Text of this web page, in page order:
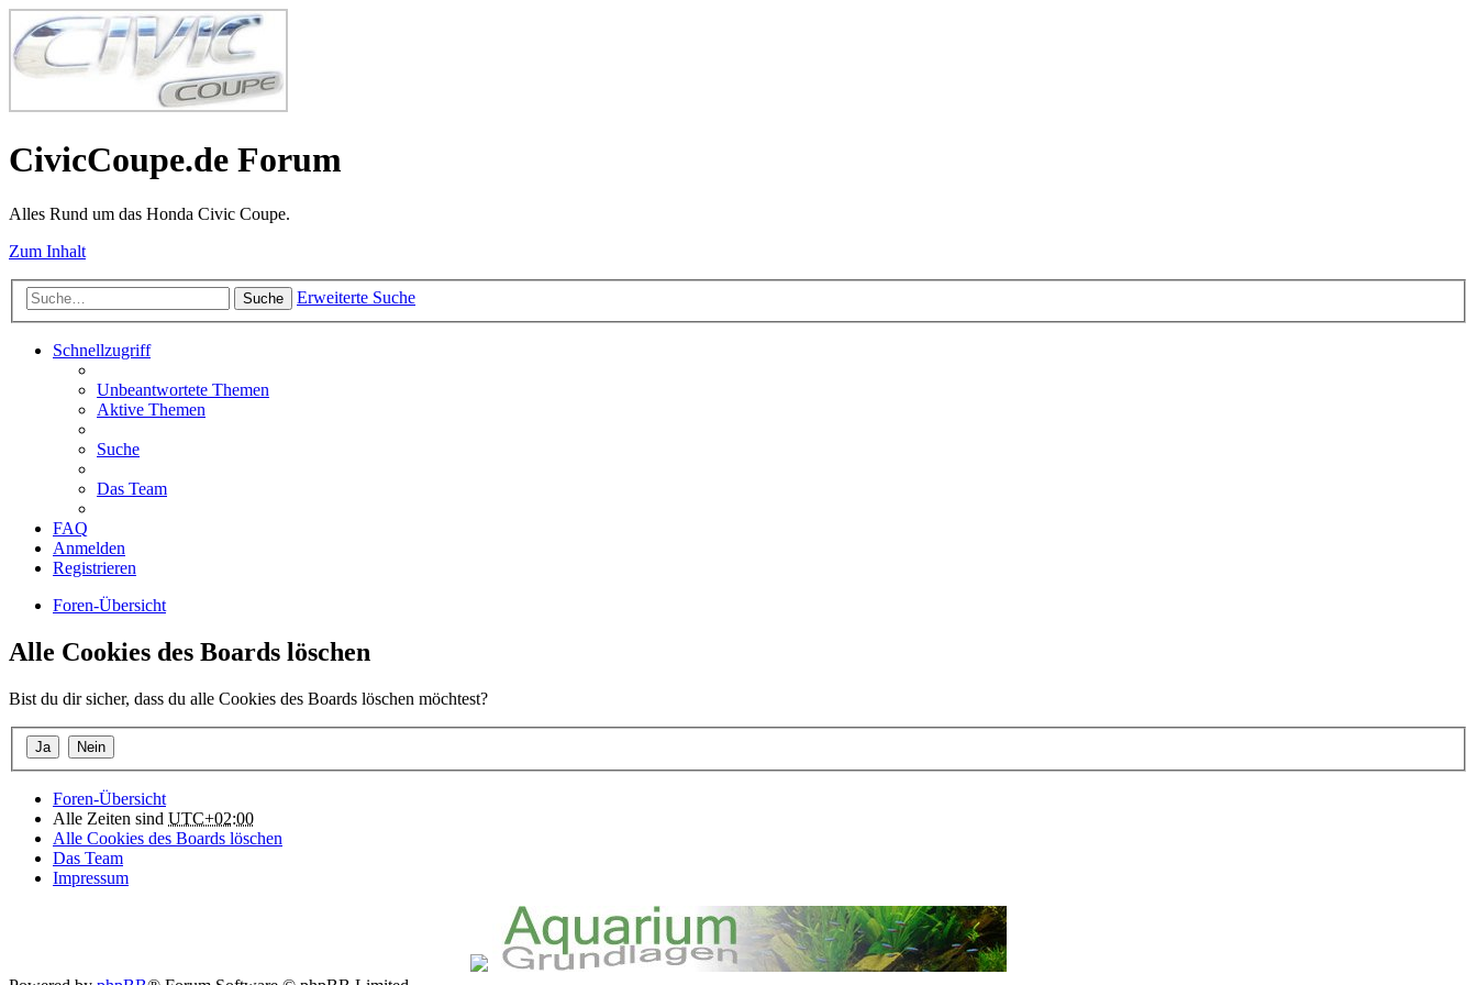
CivicCoupe.de Forum
Alles Rund um das Honda Civic Coupe.
Zum Inhalt
Suche Erweiterte Suche
Schnellzugriff
Unbeantwortete Themen
Aktive Themen
Suche
Das Team
FAQ
Anmelden
Registrieren
Foren-Übersicht
Alle Cookies des Boards löschen
Bist du dir sicher, dass du alle Cookies des Boards löschen möchtest?
Foren-Übersicht
Alle Zeiten sind UTC+02:00
Alle Cookies des Boards löschen
Das Team
Impressum